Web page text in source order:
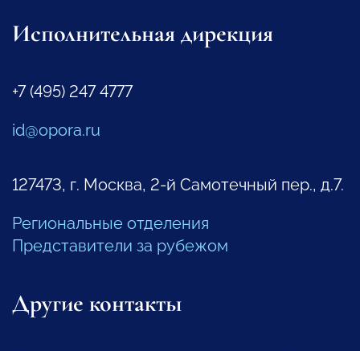
Исполнительная дирекция
+7 (495) 247 4777
id@opora.ru
127473, г. Москва, 2-й Самотечный пер., д.7.
Региональные отделения
Представители за рубежом
Другие контакты